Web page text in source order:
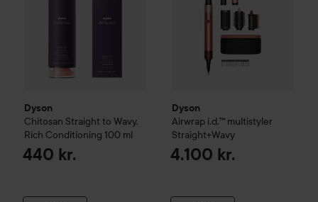
Dyson
Chitosan Straight to Wavy,
Rich Conditioning 100 ml
440 kr.
Dyson
Airwrap i.d.™ multistyler
Straight+Wavy
4.100 kr.